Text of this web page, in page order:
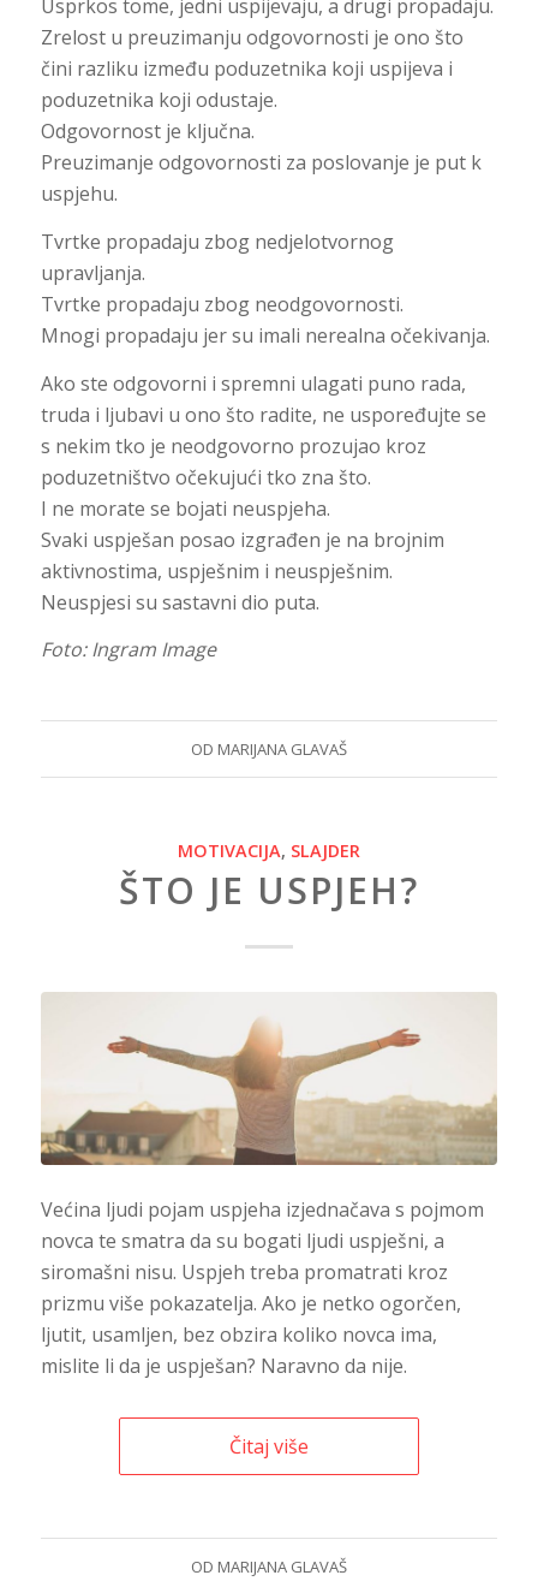
Usprkos tome, jedni uspijevaju, a drugi propadaju.
Zrelost u preuzimanju odgovornosti je ono što
čini razliku između poduzetnika koji uspijeva i
poduzetnika koji odustaje.
Odgovornost je ključna.
Preuzimanje odgovornosti za poslovanje je put k
uspjehu.
Tvrtke propadaju zbog nedjelotvornog
upravljanja.
Tvrtke propadaju zbog neodgovornosti.
Mnogi propadaju jer su imali nerealna očekivanja.
Ako ste odgovorni i spremni ulagati puno rada,
truda i ljubavi u ono što radite, ne uspoređujte se
s nekim tko je neodgovorno prozujao kroz
poduzetništvo očekujući tko zna što.
I ne morate se bojati neuspjeha.
Svaki uspješan posao izgrađen je na brojnim
aktivnostima, uspješnim i neuspješnim.
Neuspjesi su sastavni dio puta.
Foto: Ingram Image
OD MARIJANA GLAVAŠ
MOTIVACIJA, SLAJDER
ŠTO JE USPJEH?
Većina ljudi pojam uspjeha izjednačava s pojmom
novca te smatra da su bogati ljudi uspješni, a
siromašni nisu. Uspjeh treba promatrati kroz
prizmu više pokazatelja. Ako je netko ogorčen,
ljutit, usamljen, bez obzira koliko novca ima,
mislite li da je uspješan? Naravno da nije.
Čitaj više
OD MARIJANA GLAVAŠ